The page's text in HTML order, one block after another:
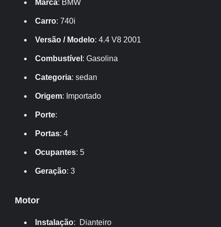
Marca: BMW
Carro: 740i
Versão / Modelo: 4.4 V8 2001
Combustível : Gasolina
Categoria: sedan
Origem: Importado
Porte:
Portas: 4
Ocupantes: 5
Geração: 3
Motor
Instalação: Dianteiro